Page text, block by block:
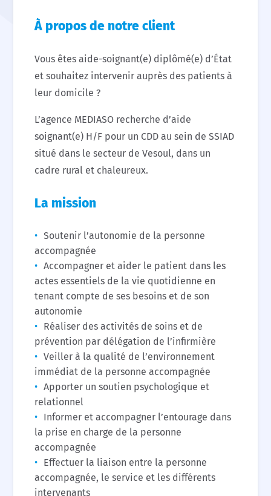
À propos de notre client
Vous êtes aide-soignant(e) diplômé(e) d’État
et souhaitez intervenir auprès des patients à
leur domicile ?
L’agence MEDIASO recherche d’aide
soignant(e) H/F pour un CDD au sein de SSIAD
situé dans le secteur de Vesoul, dans un
cadre rural et chaleureux.
La mission
Soutenir l’autonomie de la personne
accompagnée
Accompagner et aider le patient dans les
actes essentiels de la vie quotidienne en
tenant compte de ses besoins et de son
autonomie
Réaliser des activités de soins et de
prévention par délégation de l’infirmière
Veiller à la qualité de l’environnement
immédiat de la personne accompagnée
Apporter un soutien psychologique et
relationnel
Informer et accompagner l’entourage dans
la prise en charge de la personne
accompagnée
Effectuer la liaison entre la personne
accompagnée, le service et les différents
intervenants